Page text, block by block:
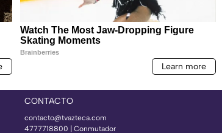
CONTACTO
contacto@tvazteca.com
4777718800 | Conmutador